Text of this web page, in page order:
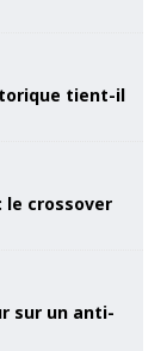
tient-il
le crossover
sur un anti-